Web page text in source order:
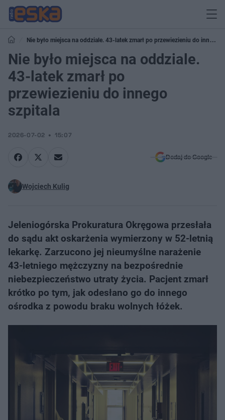
Nie było miejsca na oddziale. 43-latek zmarł po przewiezieniu do innego
szpitala
Nie było miejsca na oddziale.
43-latek zmarł po
przewiezieniu do innego
szpitala
2026-07-02 15:07
Dodaj do Google
Wojciech Kulig
Jeleniogórska Prokuratura Okręgowa przesłała
do sądu akt oskarżenia wymierzony w 52-letnią
lekarkę. Zarzucono jej nieumyślne narażenie
43-letniego mężczyzny na bezpośrednie
niebezpieczeństwo utraty życia. Pacjent zmarł
krótko po tym, jak odesłano go do innego
ośrodka z powodu braku wolnych łóżek.